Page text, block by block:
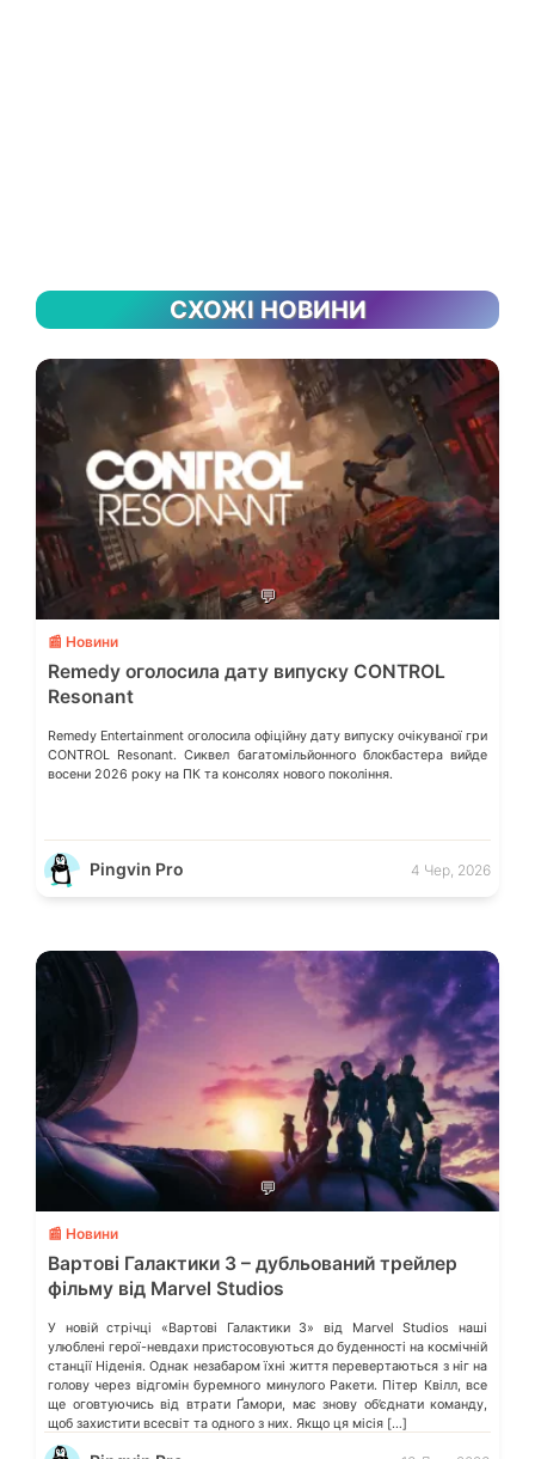
СХОЖІ НОВИНИ
💬
📰 Новини
Remedy оголосила дату випуску CONTROL
Resonant
Remedy Entertainment оголосила офіційну дату випуску очікуваної гри
CONTROL Resonant. Сиквел багатомільйонного блокбастера вийде
восени 2026 року на ПК та консолях нового покоління.
Pingvin Pro 4 Чер, 2026
💬
📰 Новини
Вартові Галактики 3 – дубльований трейлер
фільму від Marvel Studios
У новій стрічці «Вартові Галактики 3» від Marvel Studios наші
улюблені герої-невдахи пристосовуються до буденності на космічній
станції Ніденія. Однак незабаром їхні життя перевертаються з ніг на
голову через відгомін буремного минулого Ракети. Пітер Квілл, все
ще оговтуючись від втрати Ґамори, має знову об’єднати команду,
щоб захистити всесвіт та одного з них. Якщо ця місія […]